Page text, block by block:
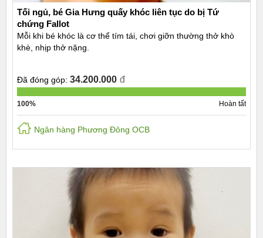
Tối ngủ, bé Gia Hưng quấy khóc liên tục do bị Tứ
chứng Fallot
Mỗi khi bé khóc là cơ thể tím tái, chơi giỡn thường thở khò
khè, nhịp thở nặng.
Đã đóng góp: 34.200.000 đ
100% Hoàn tất
Ngân hàng Phương Đông OCB